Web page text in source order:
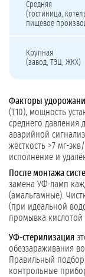
Средняя
(гостиница,
пищевое
Крупная
(завод, ТЭЦ, ЖКХ)
Факторы
(T10), мощность
среднего
аварийной
жёсткость >7 мг-
исполнение и
После монтажа
замена УФ-ламп
(амальгамные).
(при идеальной
промывка кислотой
УФ-стерилизация
обеззараживания
Правильный
контрольные